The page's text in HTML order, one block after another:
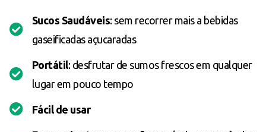
Sucos Saudáveis: sem recorrer mais a bebidas
gaseificadas açucaradas
Portátil: desfrutar de sumos frescos em qualquer
lugar em pouco tempo
Fácil de usar